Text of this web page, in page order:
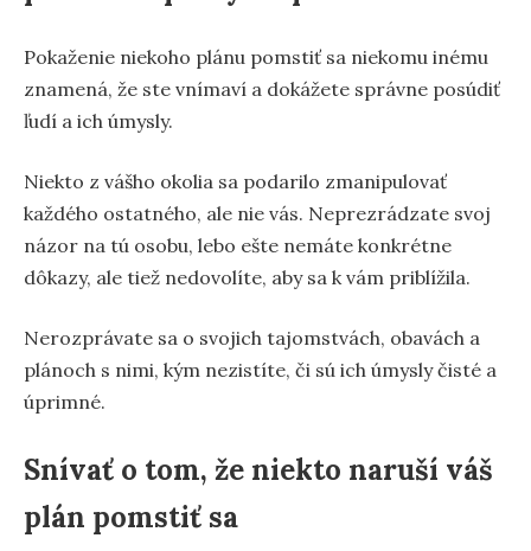
Pokaženie niekoho plánu pomstiť sa niekomu inému
znamená, že ste vnímaví a dokážete správne posúdiť
ľudí a ich úmysly.
Niekto z vášho okolia sa podarilo zmanipulovať
každého ostatného, ale nie vás. Neprezrádzate svoj
názor na tú osobu, lebo ešte nemáte konkrétne
dôkazy, ale tiež nedovolíte, aby sa k vám priblížila.
Nerozprávate sa o svojich tajomstvách, obavách a
plánoch s nimi, kým nezistíte, či sú ich úmysly čisté a
úprimné.
Snívať o tom, že niekto naruší váš
plán pomstiť sa